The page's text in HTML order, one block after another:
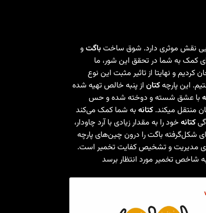
نقش موثری دارد. شوق ساختباگتو
کمک به شما در تحقق این شور، ما
کردیم و نهایتا از تاثیر مثبت این نوع
این پارچهکتان از پنبه خالص تهیه شده
با عشق شسته و دوخته شده و حس
منتقل میکند.کتانه به شما کمک می‌کند
کتانه خود را به مقدار زیادی با آرد چاودار،
شکل‌گرفته باگت را درون چین‌های پارچه
مدیریت و تشخیص کفایت تخمیر است.